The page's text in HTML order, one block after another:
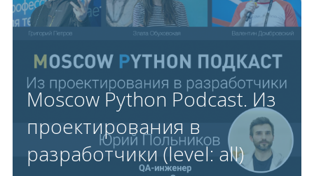
Moscow Python Podcast. Из
проектирования в
разработчики (level: all)